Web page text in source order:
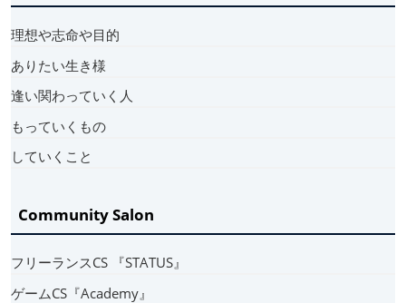
理想や志命や目的
ありたい生き様
逢い関わっていく人
もっていくもの
していくこと
Community Salon
フリーランスCS 『STATUS』
ゲームCS『Academy』